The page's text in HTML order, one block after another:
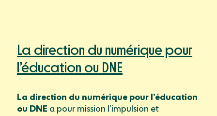
La direction du numérique pour
l’éducation ou DNE
La direction du numérique pour l’éducation
ou DNE a pour mission l’impulsion et